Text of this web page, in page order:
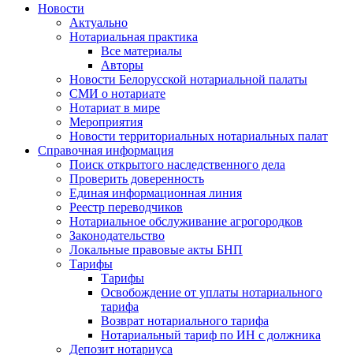
Новости
Актуально
Нотариальная практика
Все материалы
Авторы
Новости Белорусской нотариальной палаты
СМИ о нотариате
Нотариат в мире
Мероприятия
Новости территориальных нотариальных палат
Справочная информация
Поиск открытого наследственного дела
Проверить доверенность
Единая информационная линия
Реестр переводчиков
Нотариальное обслуживание агрогородков
Законодательство
Локальные правовые акты БНП
Тарифы
Тарифы
Освобождение от уплаты нотариального
тарифа
Возврат нотариального тарифа
Нотариальный тариф по ИН с должника
Депозит нотариуса